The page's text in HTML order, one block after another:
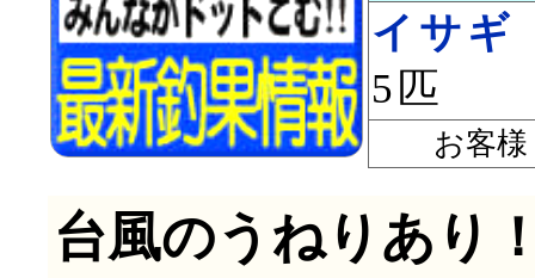
イサギ
5匹
お客様
台風のうねりあり